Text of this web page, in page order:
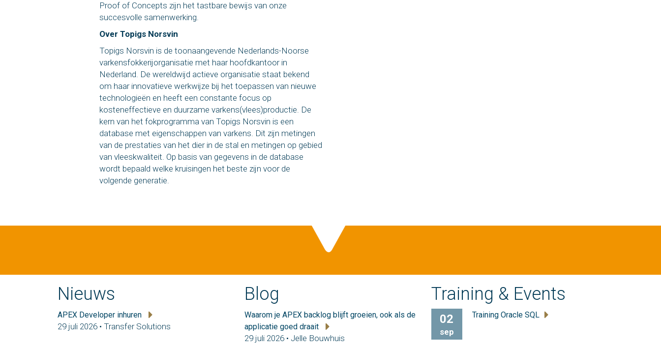
Proof of Concepts zijn het tastbare bewijs van onze
succesvolle samenwerking.
Over Topigs Norsvin
Topigs Norsvin is de toonaangevende Nederlands-Noorse
varkensfokkerijorganisatie met haar hoofdkantoor in
Nederland. De wereldwijd actieve organisatie staat bekend
om haar innovatieve werkwijze bij het toepassen van nieuwe
technologieën en heeft een constante focus op
kosteneffectieve en duurzame varkens(vlees)productie. De
kern van het fokprogramma van Topigs Norsvin is een
database met eigenschappen van varkens. Dit zijn metingen
van de prestaties van het dier in de stal en metingen op gebied
van vleeskwaliteit. Op basis van gegevens in de database
wordt bepaald welke kruisingen het beste zijn voor de
volgende generatie.
Nieuws
APEX Developer inhuren
29 juli 2026 • Transfer Solutions
Blog
Waarom je APEX backlog blijft groeien, ook als de
applicatie goed draait
29 juli 2026 • Jelle Bouwhuis
Training & Events
02
sep
Training Oracle SQL